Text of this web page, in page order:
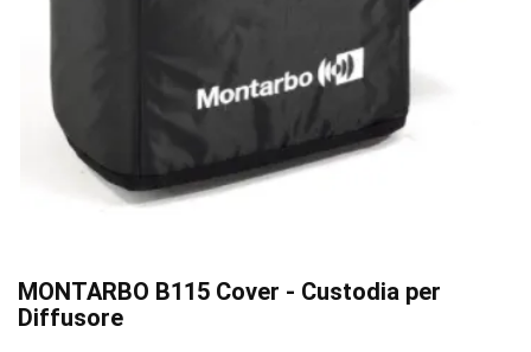
MONTARBO B115 Cover - Custodia per
Diffusore